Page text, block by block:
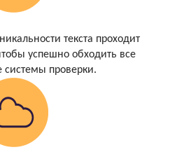
текста проходит
успешно обходить все
проверки.